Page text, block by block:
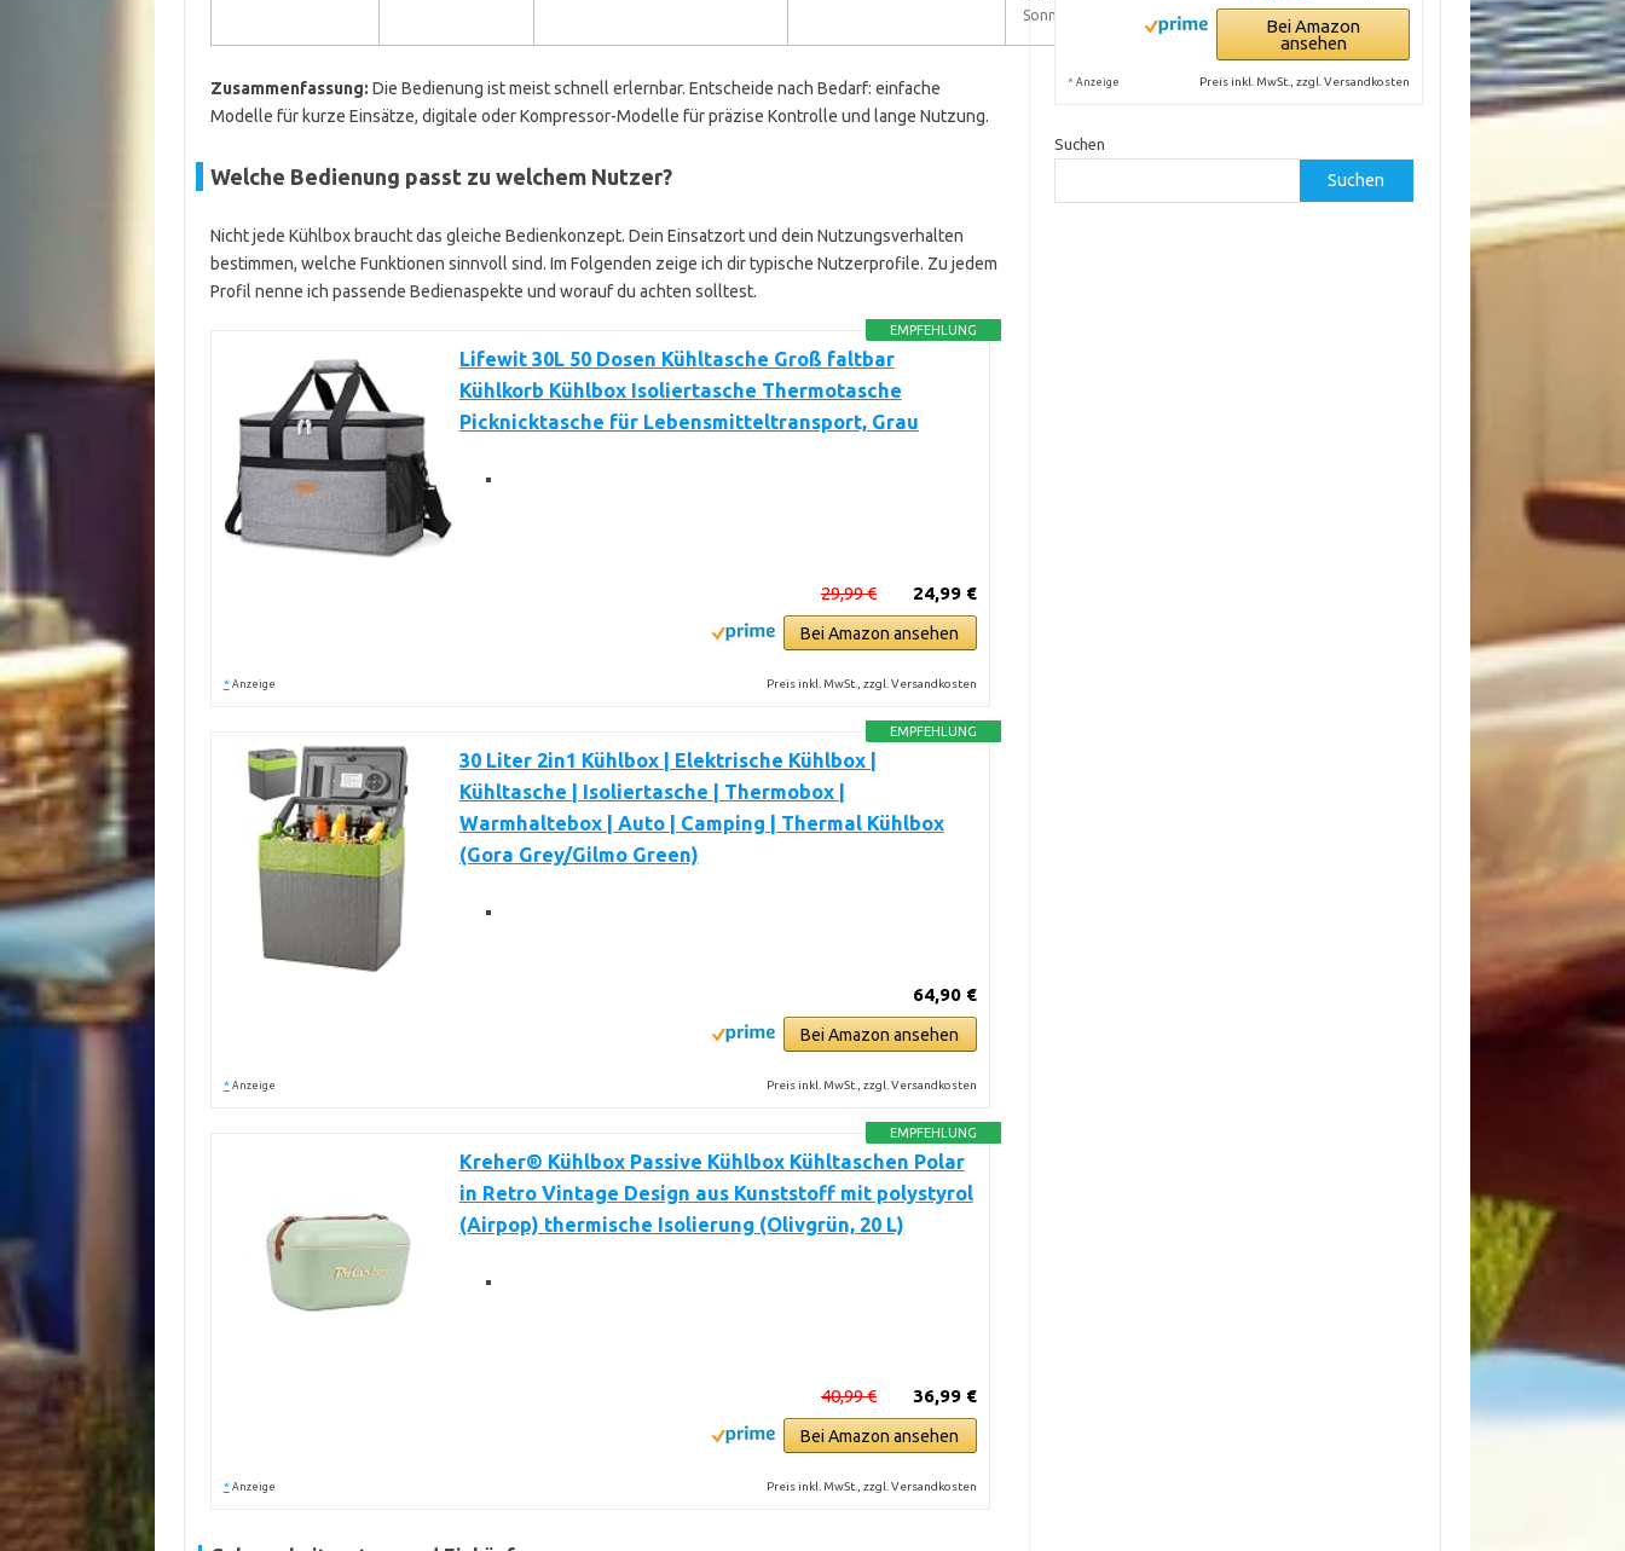
Sonneneinstrahlung
Zusammenfassung: Die Bedienung ist meist schnell erlernbar. Entscheide nach Bedarf: einfache
Modelle für kurze Einsätze, digitale oder Kompressor-Modelle für präzise Kontrolle und lange Nutzung.
Welche Bedienung passt zu welchem Nutzer?
Nicht jede Kühlbox braucht das gleiche Bedienkonzept. Dein Einsatzort und dein Nutzungsverhalten
bestimmen, welche Funktionen sinnvoll sind. Im Folgenden zeige ich dir typische Nutzerprofile. Zu jedem
Profil nenne ich passende Bedienaspekte und worauf du achten solltest.
EMPFEHLUNG
Lifewit 30L 50 Dosen Kühltasche Groß faltbar
Kühlkorb Kühlbox Isoliertasche Thermotasche
Picknicktasche für Lebensmitteltransport, Grau
24,99 €
29,99 €
Bei Amazon ansehen
* Anzeige Preis inkl. MwSt., zzgl. Versandkosten
EMPFEHLUNG
30 Liter 2in1 Kühlbox | Elektrische Kühlbox |
Kühltasche | Isoliertasche | Thermobox |
Warmhaltebox | Auto | Camping | Thermal Kühlbox
(Gora Grey/Gilmo Green)
64,90 €
Bei Amazon ansehen
* Anzeige Preis inkl. MwSt., zzgl. Versandkosten
EMPFEHLUNG
Kreher® Kühlbox Passive Kühlbox Kühltaschen Polar
in Retro Vintage Design aus Kunststoff mit polystyrol
(Airpop) thermische Isolierung (Olivgrün, 20 L)
36,99 €
40,99 €
Bei Amazon ansehen
* Anzeige Preis inkl. MwSt., zzgl. Versandkosten
Bei Amazon
ansehen
* Anzeige Preis inkl. MwSt., zzgl. Versandkosten
Suchen
Suchen